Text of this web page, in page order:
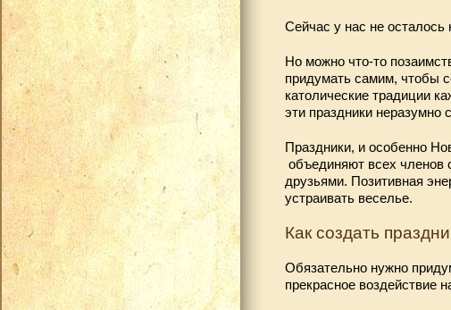
Сейчас у нас не осталось
Но можно что-то
придумать самим, чтобы
католические традиции
эти праздники неразумно
Праздники, и особенно
объединяют всех членов
друзьями. Позитивная
устраивать веселье.
Как создать
Обязательно нужно
прекрасное воздействие